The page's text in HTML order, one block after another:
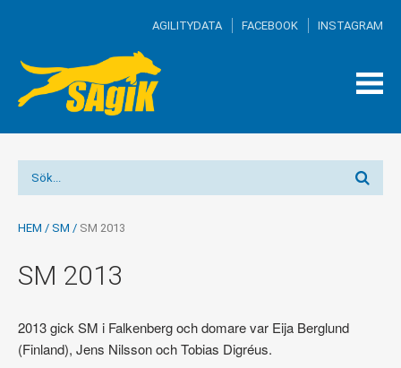
AGILITYDATA FACEBOOK INSTAGRAM
HEM / SM / SM 2013
SM 2013
2013 gick SM i Falkenberg och domare var Eija Berglund
(Finland), Jens Nilsson och Tobias Digréus.